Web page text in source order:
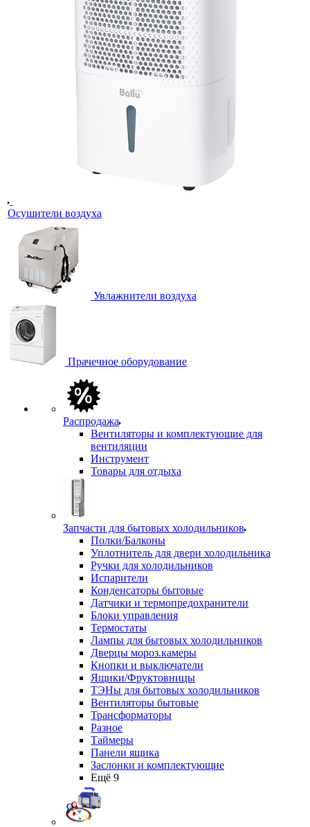
Осушители воздуха
Увлажнители воздуха
Прачечное оборудование
Распродажа
Вентиляторы и комплектующие для
вентиляции
Инструмент
Товары для отдыха
Запчасти для бытовых холодильников
Полки/Балконы
Уплотнитель для двери холодильника
Ручки для холодильников
Испарители
Конденсаторы бытовые
Датчики и термопредохранители
Блоки управления
Термостаты
Лампы для бытовых холодильников
Дверцы мороз.камеры
Кнопки и выключатели
Ящики/Фруктовницы
ТЭНы для бытовых холодильников
Вентиляторы бытовые
Трансформаторы
Разное
Таймеры
Панели ящика
Заслонки и комплектующие
Ещё 9